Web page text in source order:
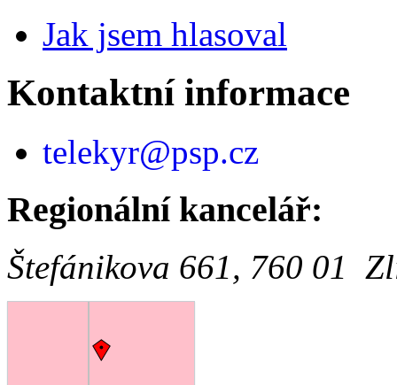
Jak jsem hlasoval
Kontaktní informace
telekyr@psp.cz
Regionální kancelář:
Štefánikova 661, 760 01